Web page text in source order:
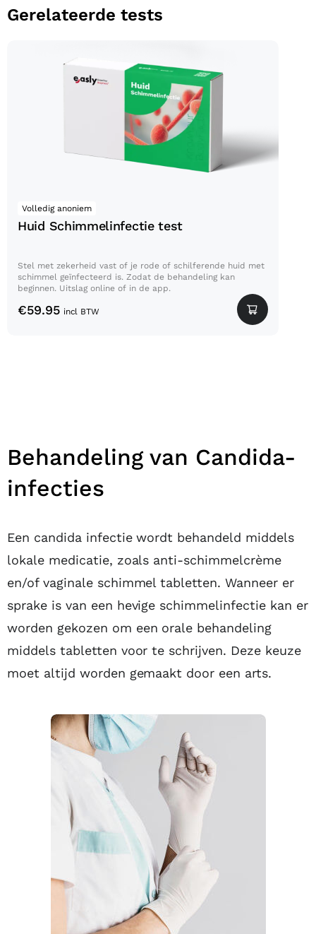
Gerelateerde tests
Huid Schimmelinfectie test
Volledig anoniem
Huid Schimmelinfectie test
Stel met zekerheid vast of je rode of schilferende huid met
schimmel geïnfecteerd is. Zodat de behandeling kan
beginnen. Uitslag online of in de app.
€59.95 incl BTW
Behandeling van Candida-
infecties
Een candida infectie wordt behandeld middels
lokale medicatie, zoals anti-schimmelcrème
en/of vaginale schimmel tabletten. Wanneer er
sprake is van een hevige schimmelinfectie kan er
worden gekozen om een orale behandeling
middels tabletten voor te schrijven. Deze keuze
moet altijd worden gemaakt door een arts.